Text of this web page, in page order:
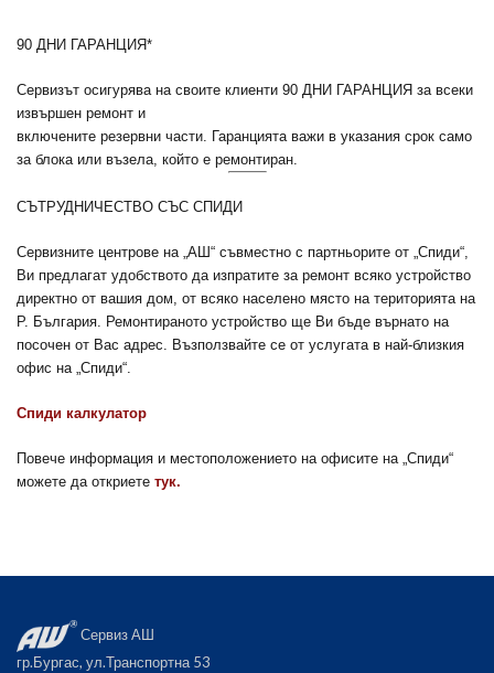
90 ДНИ ГАРАНЦИЯ*
Сервизът осигурява на своите клиенти 90 ДНИ ГАРАНЦИЯ за всеки
извършен ремонт и
включените резервни части. Гаранцията важи в указания срок само
за блока или възела, който е ремонтиран.
СЪТРУДНИЧЕСТВО СЪС СПИДИ
Сервизните центрове на „АШ“ съвместно с партньорите от „Спиди“,
Ви предлагат удобството да изпратите за ремонт всяко устройство
директно от вашия дом, от всяко населено място на територията на
Р. България. Ремонтираното устройство ще Ви бъде върнато на
посочен от Вас aдрес. Възползвайте се от услугата в най-близкия
офис на „Спиди“.
Спиди калкулатор
Повече информация и местоположението на офисите на „Спиди“
можете да откриете тук.
Сервиз АШ
гр.Бургас, ул.Транспортна 53